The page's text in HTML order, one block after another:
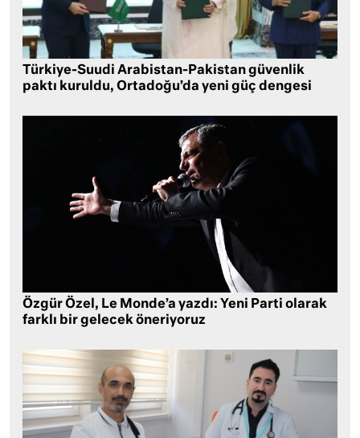
Türkiye-Suudi Arabistan-Pakistan güvenlik
paktı kuruldu, Ortadoğu’da yeni güç dengesi
Özgür Özel, Le Monde’a yazdı: Yeni Parti olarak
farklı bir gelecek öneriyoruz